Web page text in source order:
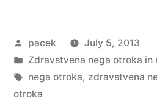
Posted
by
pacek
July 5, 2013
Posted
in
Zdravstvena nega otroka in
Tags:
nega otroka, zdravstvena
otroka